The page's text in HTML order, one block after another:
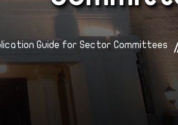
Guide for Sector Committees